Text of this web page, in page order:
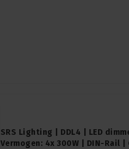
SRS Lighting | DDL4 | LED
Vermogen: 4x 300W | DIN-Rail